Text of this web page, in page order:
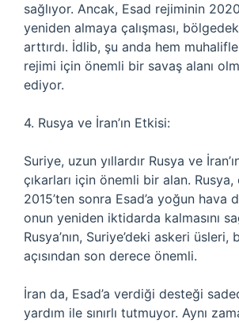
sağlıyor. Ancak, Esad rejiminin
yeniden almaya çalışması,
arttırdı. İdlib, şu anda hem
rejimi için önemli bir savaş alanı
ediyor.
4. Rusya ve İran’ın Etkisi:
Suriye, uzun yıllardır Rusya ve
çıkarları için önemli bir alan.
2015’ten sonra Esad’a yoğun hava
onun yeniden iktidarda kalmasını
Rusya’nın, Suriye’deki askeri
açısından son derece önemli.
İran da, Esad’a verdiği desteği
yardım ile sınırlı tutmuyor. Aynı